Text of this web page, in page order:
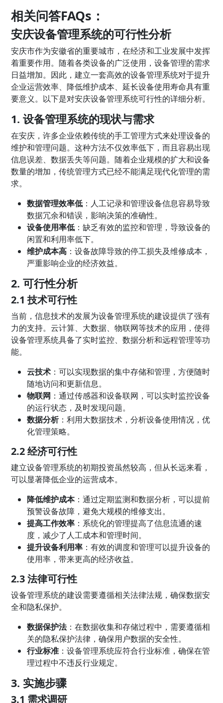
相关问答FAQs：
安庆设备管理系统的可行性分析
安庆市作为安徽省的重要城市，在经济和工业发展中发挥
着重要作用。随着各类设备的广泛使用，设备管理的需求
日益增加。因此，建立一套高效的设备管理系统对于提升
企业运营效率、降低维护成本、延长设备使用寿命具有重
要意义。以下是对安庆设备管理系统可行性的详细分析。
1. 设备管理系统的现状与需求
在安庆，许多企业依赖传统的手工管理方式来处理设备的
维护和管理问题。这种方法不仅效率低下，而且容易出现
信息误差、数据丢失等问题。随着企业规模的扩大和设备
数量的增加，传统管理方式已经不能满足现代化管理的需
求。
数据管理效率低 ：人工记录和管理设备信息容易导致
数据冗余和错误，影响决策的准确性。
设备使用率低 ：缺乏有效的监控和管理，导致设备的
闲置和利用率低下。
维护成本高 ：设备故障导致的停工损失及维修成本，
严重影响企业的经济效益。
2. 可行性分析
2.1 技术可行性
当前，信息技术的发展为设备管理系统的建设提供了强有
力的支持。云计算、大数据、物联网等技术的应用，使得
设备管理系统具备了实时监控、数据分析和远程管理等功
能。
云技术 ：可以实现数据的集中存储和管理，方便随时
随地访问和更新信息。
物联网 ：通过传感器和设备联网，可以实时监控设备
的运行状态，及时发现问题。
数据分析：利用大数据技术，分析设备使用情况，优
化管理策略。
2.2 经济可行性
建立设备管理系统的初期投资虽然较高，但从长远来看，
可以显著降低企业的运营成本。
降低维护成本：通过定期监测和数据分析，可以提前
预警设备故障，避免大规模的维修支出。
提高工作效率 ：系统化的管理提高了信息流通的速
度，减少了人工成本和管理时间。
提升设备利用率 ：有效的调度和管理可以提升设备的
使用率，带来更高的经济收益。
2.3 法律可行性
设备管理系统的建设需要遵循相关法律法规，确保数据安
全和隐私保护。
数据保护法：在数据收集和存储过程中，需要遵循相
关的隐私保护法律，确保用户数据的安全性。
行业标准 ：设备管理系统应符合行业标准，确保在管
理过程中不违反行业规定。
3. 实施步骤
3.1 需求调研